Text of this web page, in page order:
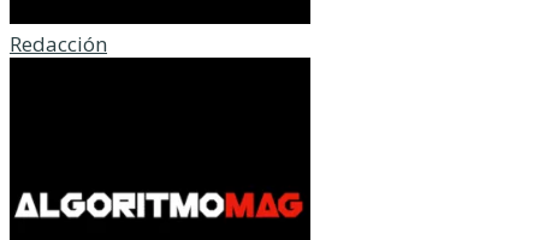
Redacción